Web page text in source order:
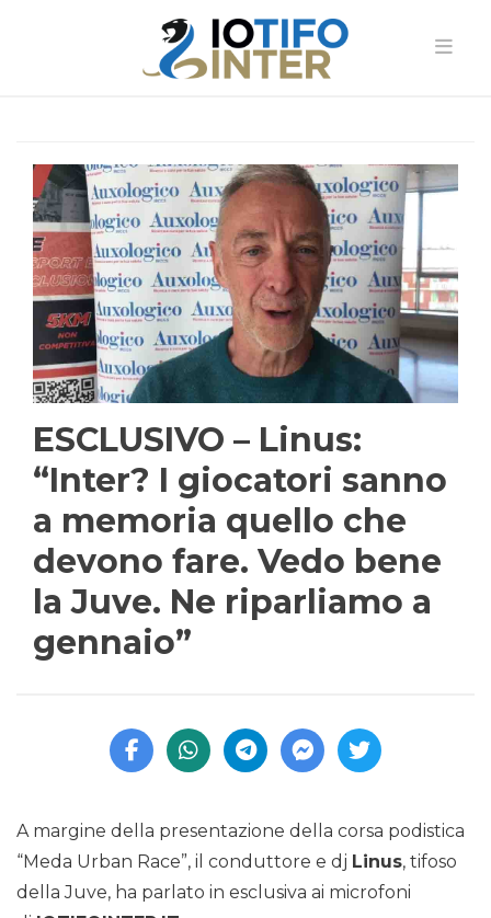
ESCLUSIVO – Linus:
“Inter? I giocatori sanno
a memoria quello che
devono fare. Vedo bene
la Juve. Ne riparliamo a
gennaio”
A margine della presentazione della corsa podistica
“Meda Urban Race”, il conduttore e dj Linus, tifoso
della Juve, ha parlato in esclusiva ai microfoni